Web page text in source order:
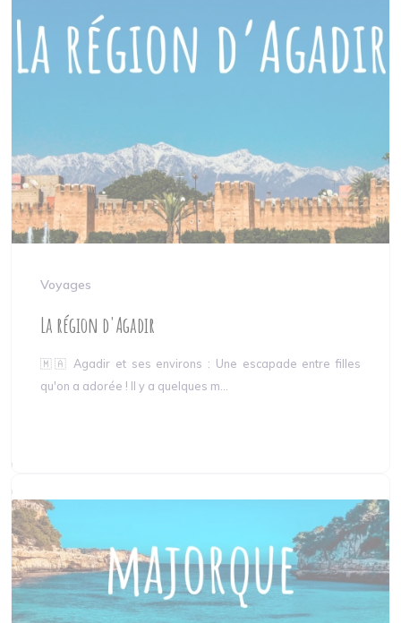
Voyages
La région d'Agadir
🇲🇦 Agadir et ses environs : Une escapade entre filles
qu'on a adorée ! Il y a quelques m...